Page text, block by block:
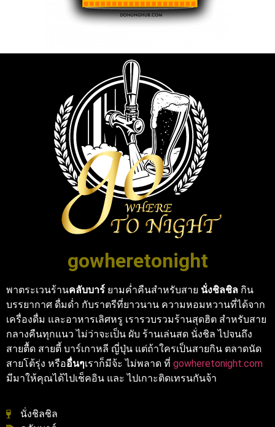
gowheretonight
พาตระเวนร้านคลับบาร์ ยามค่ำคืนสำหรับสาย นั่งชิลชิล กิน
บรรยากาศ ดื่มด่ำ กับราตรีที่ยาวนาน ความหอมหวานที่ได้จาก
เครื่องดื่ม และอาหารเลิศหรู เรารวบรวมร้านสุดฮิต สำหรับสาย
กลางคืนทุกแนว ไม่ว่าจะเป็น ผับ ร้านเล่นสด นั่งชิล ไปจนถึง
สายตื้ด สายตี้ บาร์เกาหลี ญี่ปุ่น แต่ถ้าใครเป็นสายกิน ตลาดนัด
สายโต้รุ่ง หรืออื่นๆเราก็มีจ้ะ ไม่พลาด ที่ gowheretonight.com
มีมาให้คุณได้ไปเช็คอิน และ ไปเกาะติดเทรนกันจ้า
นั่งชิลชิล